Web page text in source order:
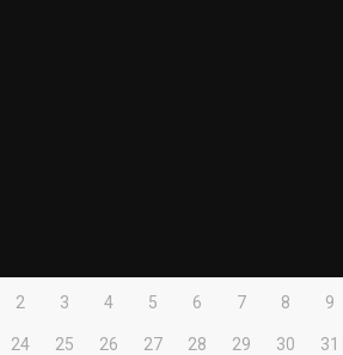
2 3 4 5 6 7 8 9
24 25 26 27 28 29 30 31